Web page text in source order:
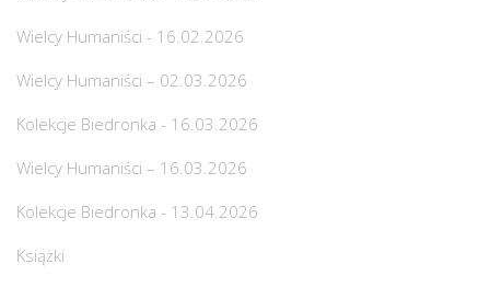
Wielcy Humaniści - 16.02.2026
Wielcy Humaniści – 02.03.2026
Kolekcje Biedronka - 16.03.2026
Wielcy Humaniści – 16.03.2026
Kolekcje Biedronka - 13.04.2026
Książki